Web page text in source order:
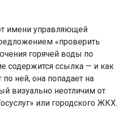
имени управляющей
«проверить
горячей воды по
содержится ссылка — и как
ней, она попадает на
визуально неотличим от
или городского ЖКХ.